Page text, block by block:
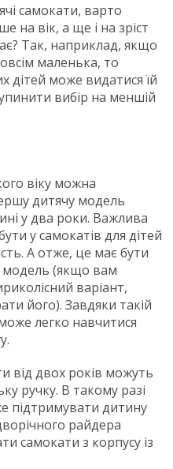
самокати, варто
на вік, а ще і на зріст
Так, наприклад, якщо
маленька, то
дітей може видатися їй
вибір на меншій
віку можна
дитячу модель
у два роки. Важлива
у самокатів для дітей
А отже, це має бути
модель (якщо вам
варіант,
його). Завдяки такій
легко навчитися
від двох років можуть
ручку. В такому разі
підтримувати дитину
райдера
самокати з корпусу із